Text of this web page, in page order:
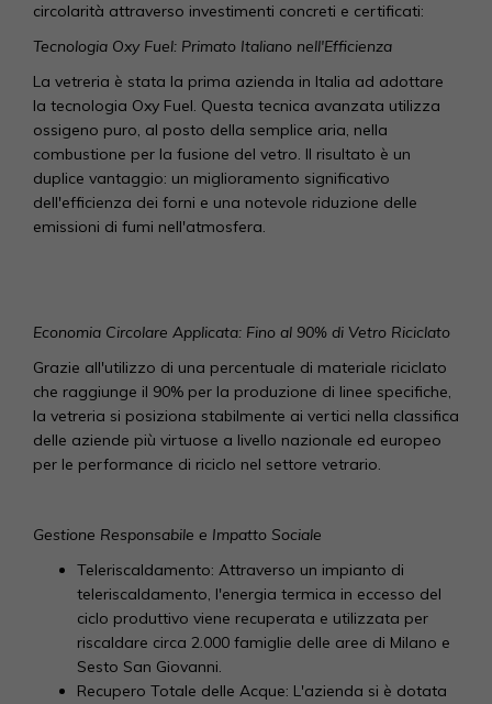
circolarità attraverso investimenti concreti e certificati:
Tecnologia Oxy Fuel: Primato Italiano nell'Efficienza
La vetreria è stata la prima azienda in Italia ad adottare
la tecnologia Oxy Fuel. Questa tecnica avanzata utilizza
ossigeno puro, al posto della semplice aria, nella
combustione per la fusione del vetro. Il risultato è un
duplice vantaggio: un miglioramento significativo
dell'efficienza dei forni e una notevole riduzione delle
emissioni di fumi nell'atmosfera.
Economia Circolare Applicata: Fino al 90% di Vetro Riciclato
Grazie all'utilizzo di una percentuale di materiale riciclato
che raggiunge il 90% per la produzione di linee specifiche,
la vetreria si posiziona stabilmente ai vertici nella classifica
delle aziende più virtuose a livello nazionale ed europeo
per le performance di riciclo nel settore vetrario.
Gestione Responsabile e Impatto Sociale
Teleriscaldamento: Attraverso un impianto di
teleriscaldamento, l'energia termica in eccesso del
ciclo produttivo viene recuperata e utilizzata per
riscaldare circa 2.000 famiglie delle aree di Milano e
Sesto San Giovanni.
Recupero Totale delle Acque: L'azienda si è dotata